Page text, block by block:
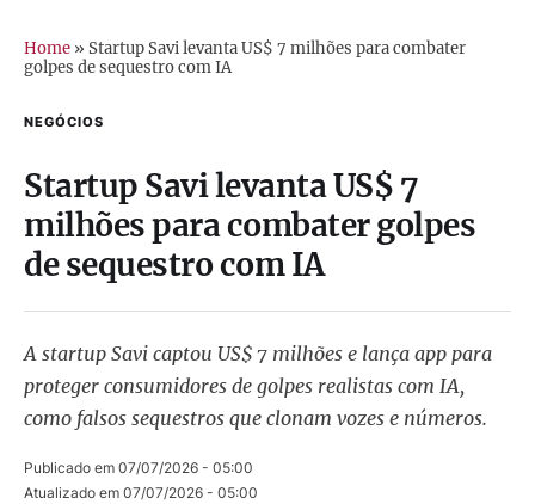
Home » Startup Savi levanta US$ 7 milhões para combater
golpes de sequestro com IA
NEGÓCIOS
Startup Savi levanta US$ 7
milhões para combater golpes
de sequestro com IA
A startup Savi captou US$ 7 milhões e lança app para
proteger consumidores de golpes realistas com IA,
como falsos sequestros que clonam vozes e números.
Publicado em 07/07/2026 - 05:00
Atualizado em 07/07/2026 - 05:00